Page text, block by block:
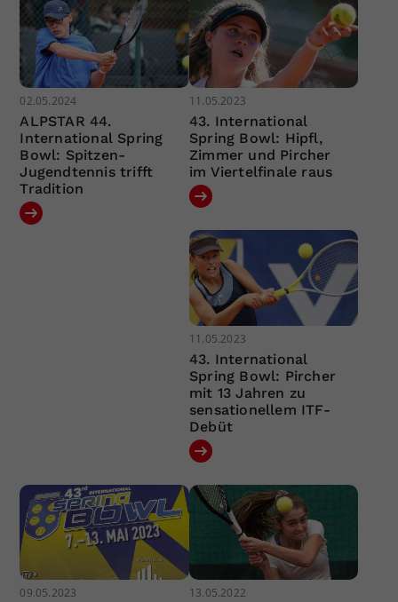
02.05.2024
ALPSTAR 44.
International Spring
Bowl: Spitzen-
Jugendtennis trifft
Tradition
11.05.2023
43. International
Spring Bowl: Hipfl,
Zimmer und Pircher
im Viertelfinale raus
11.05.2023
43. International
Spring Bowl: Pircher
mit 13 Jahren zu
sensationellem ITF-
Debüt
09.05.2023 13.05.2022